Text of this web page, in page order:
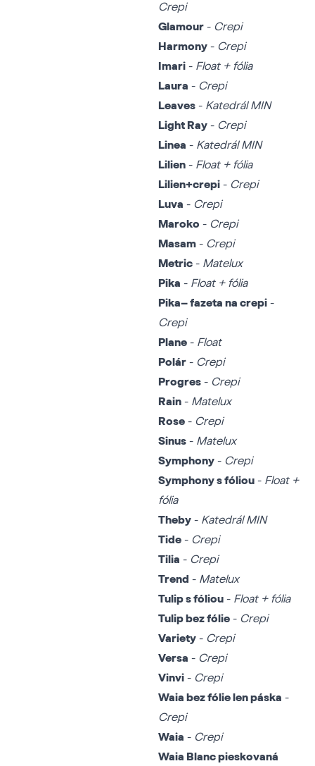
Crepi
Glamour - Crepi
Harmony - Crepi
Imari - Float + fólia
Laura - Crepi
Leaves - Katedrál MIN
Light Ray - Crepi
Linea - Katedrál MIN
Lilien - Float + fólia
Lilien+crepi - Crepi
Luva - Crepi
Maroko - Crepi
Masam - Crepi
Metric - Matelux
Pika - Float + fólia
Pika– fazeta na crepi -
Crepi
Plane - Float
Polár - Crepi
Progres - Crepi
Rain - Matelux
Rose - Crepi
Sinus - Matelux
Symphony - Crepi
Symphony s fóliou - Float +
fólia
Theby - Katedrál MIN
Tide - Crepi
Tilia - Crepi
Trend - Matelux
Tulip s fóliou - Float + fólia
Tulip bez fólie - Crepi
Variety - Crepi
Versa - Crepi
Vinvi - Crepi
Waia bez fólie len páska -
Crepi
Waia - Crepi
Waia Blanc pieskovaná